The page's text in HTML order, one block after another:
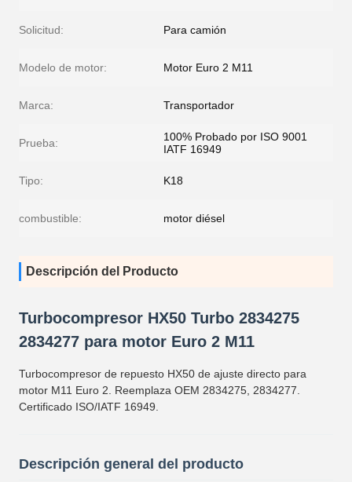
Solicitud: Para camión
Modelo de motor: Motor Euro 2 M11
Marca: Transportador
Prueba:
100% Probado por ISO 9001
IATF 16949
Tipo: K18
combustible: motor diésel
Descripción del Producto
Turbocompresor HX50 Turbo 2834275
2834277 para motor Euro 2 M11
Turbocompresor de repuesto HX50 de ajuste directo para
motor M11 Euro 2. Reemplaza OEM 2834275, 2834277.
Certificado ISO/IATF 16949.
Descripción general del producto